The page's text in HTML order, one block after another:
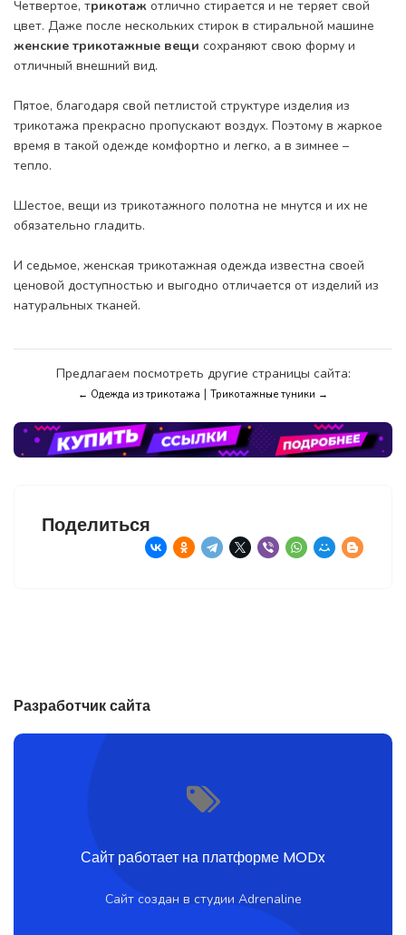
Четвертое, трикотаж отлично стирается и не теряет свой
цвет. Даже после нескольких стирок в стиральной машине
женские трикотажные вещи сохраняют свою форму и
отличный внешний вид.
Пятое, благодаря свой петлистой структуре изделия из
трикотажа прекрасно пропускают воздух. Поэтому в жаркое
время в такой одежде комфортно и легко, а в зимнее –
тепло.
Шестое, вещи из трикотажного полотна не мнутся и их не
обязательно гладить.
И седьмое, женская трикотажная одежда известна своей
ценовой доступностью и выгодно отличается от изделий из
натуральных тканей.
Предлагаем посмотреть другие страницы сайта:
← Одежда из трикотажа | Трикотажные туники →
Поделиться
Разработчик сайта
Сайт работает на платформе MODx
Сайт создан в студии Adrenaline